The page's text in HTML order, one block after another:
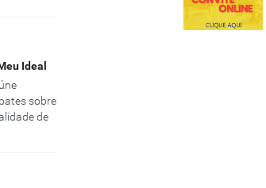
Ideal
sobre
de